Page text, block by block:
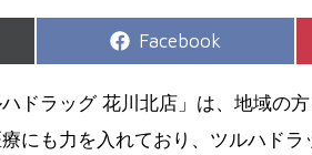
Share
Facebook
ドラッグ 花川北店」は、地域の
にも力を入れており、ツルハド